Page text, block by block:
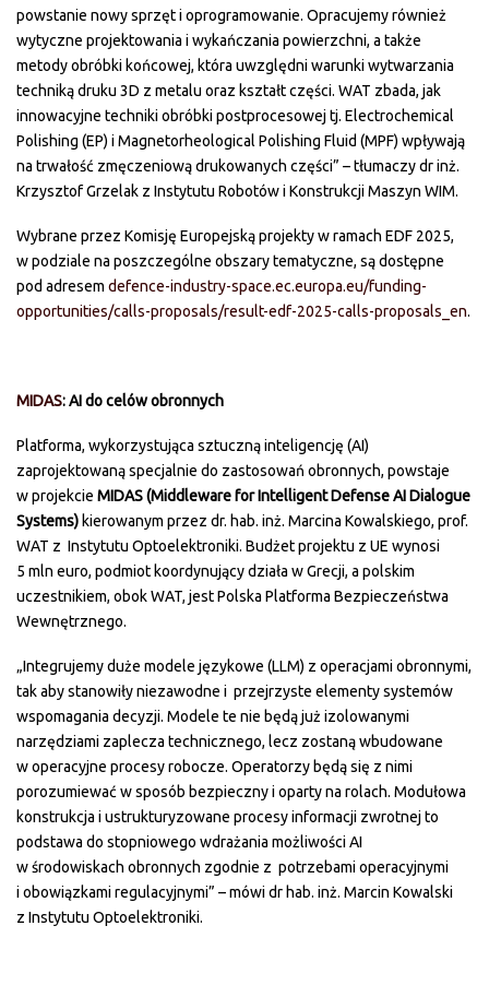
powstanie nowy sprzęt i oprogramowanie. Opracujemy również
wytyczne projektowania i wykańczania powierzchni, a także
metody obróbki końcowej, która uwzględni warunki wytwarzania
techniką druku 3D z metalu oraz kształt części. WAT zbada, jak
innowacyjne techniki obróbki postprocesowej tj. Electrochemical
Polishing (EP) i Magnetorheological Polishing Fluid (MPF) wpływają
na trwałość zmęczeniową drukowanych części” – tłumaczy dr inż.
Krzysztof Grzelak z Instytutu Robotów i Konstrukcji Maszyn WIM.
Wybrane przez Komisję Europejską projekty w ramach EDF 2025,
w podziale na poszczególne obszary tematyczne, są dostępne
pod adresem defence-industry-space.ec.europa.eu/funding-
opportunities/calls-proposals/result-edf-2025-calls-proposals_en.
MIDAS: AI do celów obronnych
Platforma, wykorzystująca sztuczną inteligencję (AI)
zaprojektowaną specjalnie do zastosowań obronnych, powstaje
w projekcie MIDAS (Middleware for Intelligent Defense AI Dialogue
Systems) kierowanym przez dr. hab. inż. Marcina Kowalskiego, prof.
WAT z Instytutu Optoelektroniki. Budżet projektu z UE wynosi
5 mln euro, podmiot koordynujący działa w Grecji, a polskim
uczestnikiem, obok WAT, jest Polska Platforma Bezpieczeństwa
Wewnętrznego.
„Integrujemy duże modele językowe (LLM) z operacjami obronnymi,
tak aby stanowiły niezawodne i przejrzyste elementy systemów
wspomagania decyzji. Modele te nie będą już izolowanymi
narzędziami zaplecza technicznego, lecz zostaną wbudowane
w operacyjne procesy robocze. Operatorzy będą się z nimi
porozumiewać w sposób bezpieczny i oparty na rolach. Modułowa
konstrukcja i ustrukturyzowane procesy informacji zwrotnej to
podstawa do stopniowego wdrażania możliwości AI
w środowiskach obronnych zgodnie z potrzebami operacyjnymi
i obowiązkami regulacyjnymi” – mówi dr hab. inż. Marcin Kowalski
z Instytutu Optoelektroniki.